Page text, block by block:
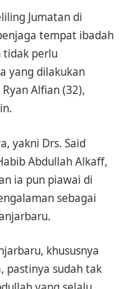
Jumatan di
tempat ibadah
tidak perlu
yang dilakukan
Alfian (32),
yakni Drs. Said
Abdullah Alkaff,
ia pun piawai di
sebagai
khususnya
pastinya sudah tak